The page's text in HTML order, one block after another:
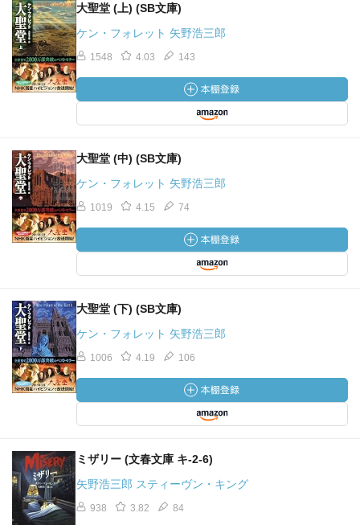
大聖堂 (上) (SB文庫)
ケン・フォレット 矢野浩三郎
1548 4.03 143
大聖堂 (中) (SB文庫)
ケン・フォレット 矢野浩三郎
1019 4.15 74
大聖堂 (下) (SB文庫)
ケン・フォレット 矢野浩三郎
1006 4.19 106
ミザリー (文春文庫 キ-2-6)
矢野浩三郎 スティーヴン・キング
938 3.82 84